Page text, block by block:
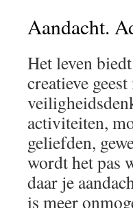
Aandacht.
Het leven
creatieve
activiteiten,
geliefden,
wordt het pas
daar je
is meer